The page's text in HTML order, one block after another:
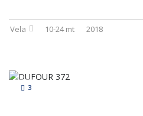
Vela 10-24 mt 2018
3